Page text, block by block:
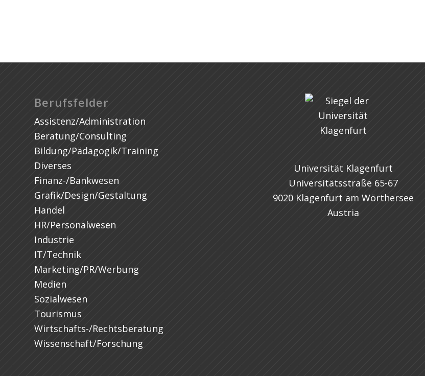
Berufsfelder
Assistenz/Administration
Beratung/Consulting
Bildung/Pädagogik/Training
Diverses
Finanz-/Bankwesen
Grafik/Design/Gestaltung
Handel
HR/Personalwesen
Industrie
IT/Technik
Marketing/PR/Werbung
Medien
Sozialwesen
Tourismus
Wirtschafts-/Rechtsberatung
Wissenschaft/Forschung
Universität Klagenfurt
Universitätsstraße 65-67
9020 Klagenfurt am Wörthersee
Austria